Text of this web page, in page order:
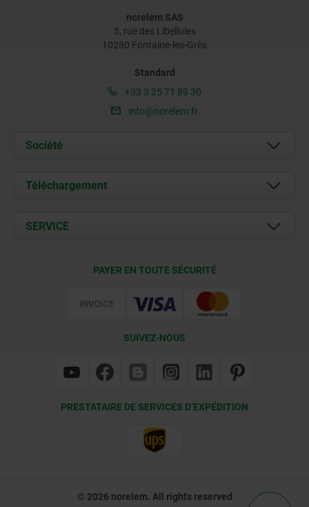
norelem SAS
5, rue des Libellules
10280 Fontaine-les-Grès
Standard
+33 3 25 71 89 30
info@norelem.fr
Société
À propos de nous
Contact
Téléchargement
Documents
SERVICE
PAYER EN TOUTE SÉCURITÉ
SUIVEZ-NOUS
PRESTATAIRE DE SERVICES D’EXPÉDITION
© 2026 norelem. All rights reserved